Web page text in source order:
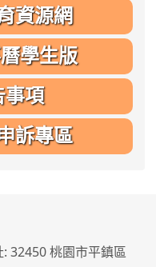
資源網
學生版
事項
訴專區
32450 桃園市平鎮區